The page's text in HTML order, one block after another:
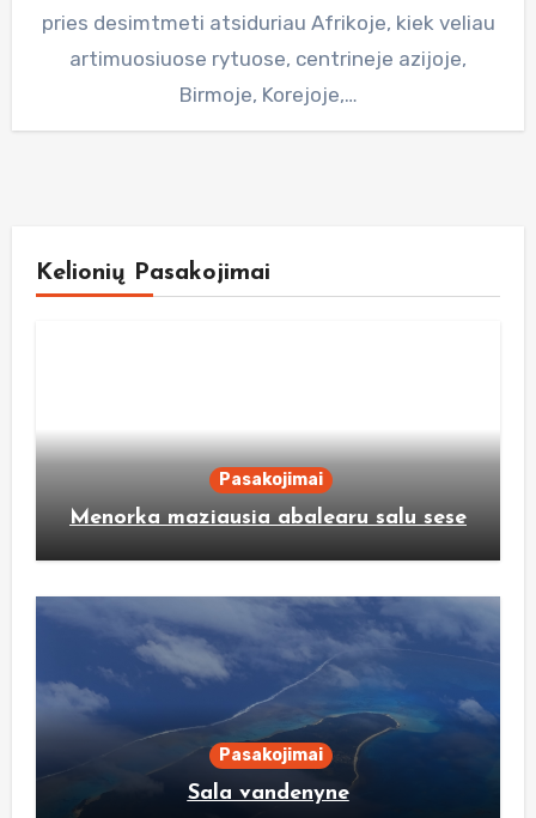
pries desimtmeti atsiduriau Afrikoje, kiek veliau
artimuosiuose rytuose, centrineje azijoje,
Birmoje, Korejoje,…
Kelionių Pasakojimai
Pasakojimai
Menorka maziausia abalearu salu sese
Pasakojimai
Sala vandenyne